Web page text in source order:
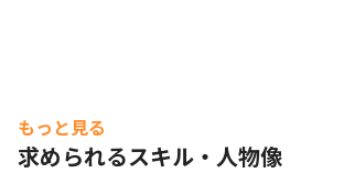
もっと見る
求められるスキル・人物像